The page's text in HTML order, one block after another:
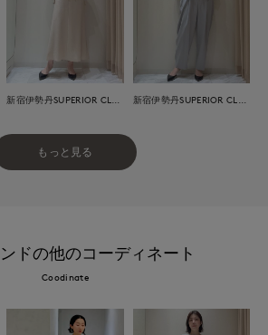
もっと見る
ドの他のコーディネート
Coodinate